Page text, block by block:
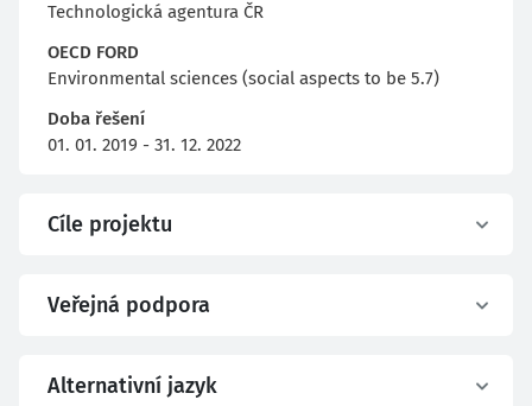
Technologická agentura ČR
OECD FORD
Environmental sciences (social aspects to be 5.7)
Doba řešení
01. 01. 2019 - 31. 12. 2022
Cíle projektu
Veřejná podpora
Alternativní jazyk